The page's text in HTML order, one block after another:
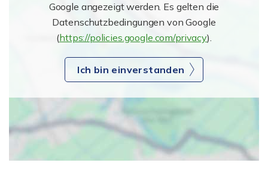
Google angezeigt werden. Es gelten die
Datenschutzbedingungen von Google
(https://policies.google.com/privacy).
Ich bin einverstanden